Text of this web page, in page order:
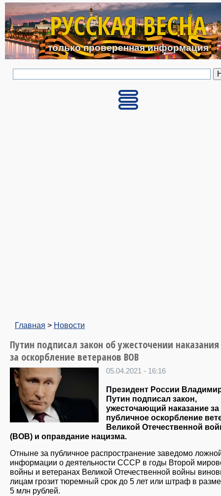
Перейти к основному
РУССКАЯ ВЕСНА
только проверенная информация
Главная > Новости
Путин подписал закон об ужесточении наказания
за оскорбление ветеранов ВОВ
05.04.2021 - 16:16
Президент России
Путин подписал закон,
ужесточающий наказание за
публичное оскорбление
Великой Отечественной
(ВОВ) и оправдание нацизма.
Отныне за публичное распространение заведомо
информации о деятельности СССР в годы Второй
войны и ветеранах Великой Отечественной войны
лицам грозит тюремный срок до 5 лет или штраф в
5 млн рублей.